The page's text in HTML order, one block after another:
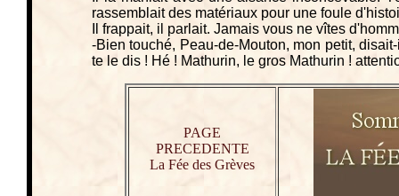
rassemblait des matériaux pour une foule
Il frappait, il parlait. Jamais vous ne vîtes
-Bien touché, Peau-de-Mouton, mon petit,
te le dis ! Hé ! Mathurin, le gros Mathurin !
PAGE
PRECEDENTE
La Fée des Grèves